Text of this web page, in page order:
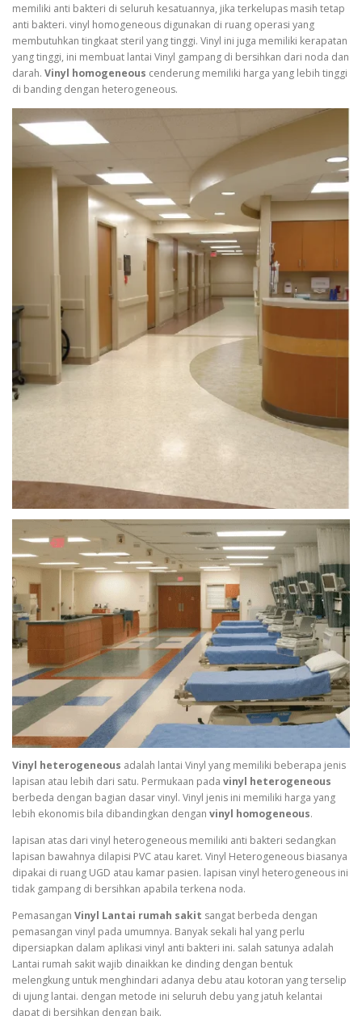
memiliki anti bakteri di seluruh kesatuannya, jika terkelupas masih tetap
anti bakteri. vinyl homogeneous digunakan di ruang operasi yang
membutuhkan tingkaat steril yang tinggi. Vinyl ini juga memiliki kerapatan
yang tinggi, ini membuat lantai Vinyl gampang di bersihkan dari noda dan
darah. Vinyl homogeneous cenderung memiliki harga yang lebih tinggi
di banding dengan heterogeneous.
Vinyl heterogeneous adalah lantai Vinyl yang memiliki beberapa jenis
lapisan atau lebih dari satu. Permukaan pada vinyl heterogeneous
berbeda dengan bagian dasar vinyl. Vinyl jenis ini memiliki harga yang
lebih ekonomis bila dibandingkan dengan vinyl homogeneous.
lapisan atas dari vinyl heterogeneous memiliki anti bakteri sedangkan
lapisan bawahnya dilapisi PVC atau karet. Vinyl Heterogeneous biasanya
dipakai di ruang UGD atau kamar pasien. lapisan vinyl heterogeneous ini
tidak gampang di bersihkan apabila terkena noda.
Pemasangan Vinyl Lantai rumah sakit sangat berbeda dengan
pemasangan vinyl pada umumnya. Banyak sekali hal yang perlu
dipersiapkan dalam aplikasi vinyl anti bakteri ini. salah satunya adalah
Lantai rumah sakit wajib dinaikkan ke dinding dengan bentuk
melengkung untuk menghindari adanya debu atau kotoran yang terselip
di ujung lantai. dengan metode ini seluruh debu yang jatuh kelantai
dapat di bersihkan dengan baik.